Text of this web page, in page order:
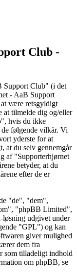
Club -
Support Club" (i det
- AaB Support
være retsgyldigt
tilmelde dig og/eller
hvis du ikke
følgende vilkår. Vi
yderste for at
at du selv gennemgår
af "Supporterhjørnet
betyder, at du
efter de er
"de", "dem",
"phpBB Limited",
udgivet under
"GPL") og kan
giver mulighed
dem fra
som tilladeligt indhold
om phpBB, se